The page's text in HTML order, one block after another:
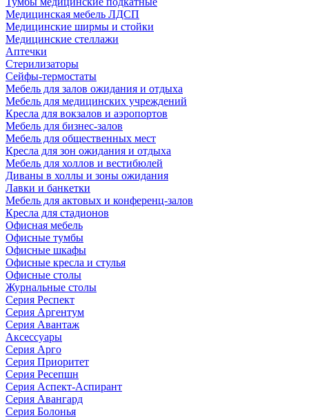
Медицинская мебель ЛДСП
Медицинские ширмы и стойки
Медицинские стеллажи
Аптечки
Стерилизаторы
Сейфы-термостаты
Мебель для залов ожидания и отдыха
Мебель для медицинских учреждений
Кресла для вокзалов и аэропортов
Мебель для бизнес-залов
Мебель для общественных мест
Кресла для зон ожидания и отдыха
Мебель для холлов и вестибюлей
Диваны в холлы и зоны ожидания
Лавки и банкетки
Мебель для актовых и конференц-залов
Кресла для стадионов
Офисная мебель
Офисные тумбы
Офисные шкафы
Офисные кресла и стулья
Офисные столы
Журнальные столы
Серия Респект
Серия Аргентум
Серия Авантаж
Аксессуары
Серия Арго
Серия Приоритет
Серия Ресепшн
Серия Аспект-Аспирант
Серия Авангард
Серия Болонья